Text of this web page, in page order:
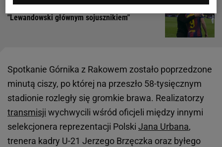
"Lewandowski głównym sojusznikiem"
Spotkanie Górnika z Rakowem zostało poprzedzone
minutą ciszy, po której na przeszło 58-tysięcznym
stadionie rozległy się gromkie brawa. Realizatorzy
transmisji wychwycili wśród oficjeli między innymi
selekcjonera reprezentacji Polski Jana Urbana,
trenera kadry U-21 Jerzego Brzęczka oraz byłego